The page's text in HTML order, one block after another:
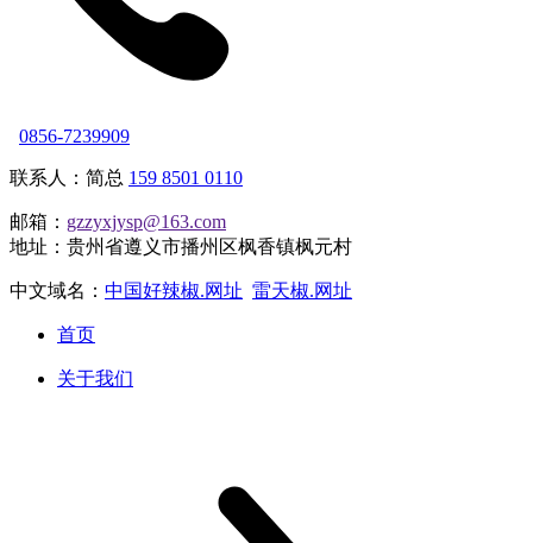
0856-7239909
联系人：简总 159 8501 0110
邮箱： gzzyxjysp@163.com
地址：贵州省遵义市播州区枫香镇枫元村
中文域名： 中国好辣椒.网址 雷天椒.网址
首页
关于我们